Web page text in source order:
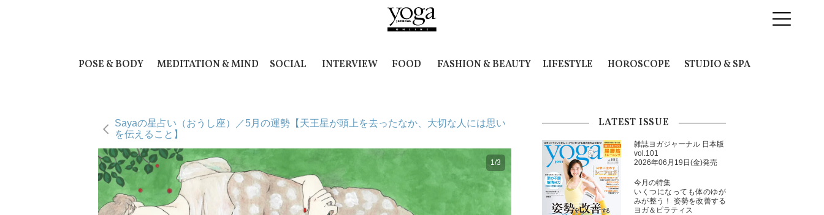
POSE & BODY MEDITATION & MIND SOCIAL INTERVIEW FOOD FASHION & BEAUTY LIFESTYLE HOROSCOPE STUDIO & SPA
Sayaの星占い（おうし座）／5月の運勢【天王星が頭上を去ったなか、大切な人には思い
を伝えること】
1/3
LATEST ISSUE
雑誌ヨガジャーナル 日本版
vol.101
2026年06月19日(金)発売
今月の特集
いくつになっても体のゆが
みが整う！ 姿勢を改善する
ヨガ＆ピラティス